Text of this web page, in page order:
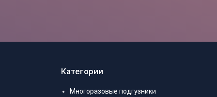
Категории
Многоразовые подгузники